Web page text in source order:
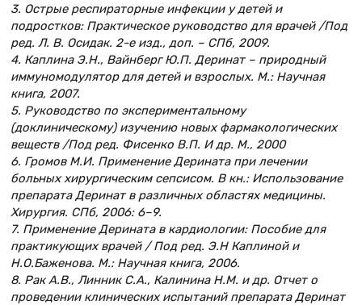
3. Острые респираторные инфекции у детей и
подростков: Практическое руководство для врачей /Под
ред. Л. В. Осидак. 2-е изд., доп. – СПб, 2009.
4. Каплина Э.Н., Вайнберг Ю.П. Деринат – природный
иммуномодулятор для детей и взрослых. М.: Научная
книга, 2007.
5. Руководство по экспериментальному
(доклиническому) изучению новых фармакологических
веществ /Под ред. Фисенко В.П. И др. М., 2000
6. Громов М.И. Применение Дерината при лечении
больных хирургическим сепсисом. В кн.: Использование
препарата Деринат в различных областях медицины.
Хирургия. СПб, 2006: 6–9.
7. Применение Дерината в кардиологии: Пособие для
практикующих врачей / Под ред. Э.Н Каплиной и
Н.О.Баженова. М.: Научная книга, 2006.
8. Рак А.В., Линник С.А., Калинина Н.М. и др. Отчет о
проведении клинических испытаний препарата Деринат